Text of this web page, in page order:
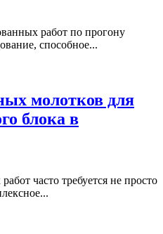
работ по прогону
способное...
молотков для
блока в
часто требуется не просто